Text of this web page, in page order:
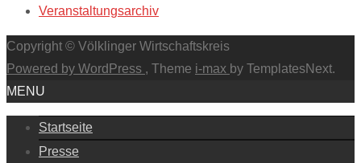
Veranstaltungsarchiv
Copyright © Völklinger Wirtschaftskreis
Powered by WordPress , Theme i-max by TemplatesNext.
MENU
Startseite
Presse